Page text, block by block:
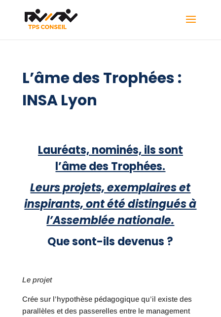
L’âme des Trophées :
INSA Lyon
Lauréats, nominés, ils sont
l’âme des Trophées.
Leurs projets, exemplaires et
inspirants, ont été distingués à
l’Assemblée nationale.
Que sont-ils devenus ?
Le projet
Crée sur l’hypothèse pédagogique qu’il existe des
parallèles et des passerelles entre le management